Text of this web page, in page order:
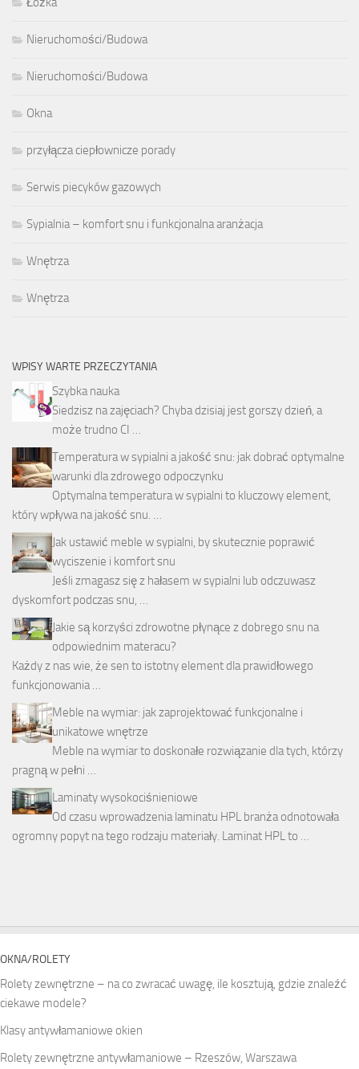
Nieruchomości/Budowa
Nieruchomości/Budowa
Okna
przyłącza ciepłownicze porady
Serwis piecyków gazowych
Sypialnia – komfort snu i funkcjonalna aranżacja
Wnętrza
Wnętrza
WPISY WARTE PRZECZYTANIA
Szybka nauka
Siedzisz na zajęciach? Chyba dzisiaj jest gorszy dzień, a
może trudno CI …
Temperatura w sypialni a jakość snu: jak dobrać optymalne
warunki dla zdrowego odpoczynku
Optymalna temperatura w sypialni to kluczowy element,
który wpływa na jakość snu. …
Jak ustawić meble w sypialni, by skutecznie poprawić
wyciszenie i komfort snu
Jeśli zmagasz się z hałasem w sypialni lub odczuwasz
dyskomfort podczas snu, …
Jakie są korzyści zdrowotne płynące z dobrego snu na
odpowiednim materacu?
Każdy z nas wie, że sen to istotny element dla prawidłowego
funkcjonowania …
Meble na wymiar: jak zaprojektować funkcjonalne i
unikatowe wnętrze
Meble na wymiar to doskonałe rozwiązanie dla tych, którzy
pragną w pełni …
Laminaty wysokociśnieniowe
Od czasu wprowadzenia laminatu HPL branża odnotowała
ogromny popyt na tego rodzaju materiały. Laminat HPL to …
OKNA/ROLETY
Rolety zewnętrzne – na co zwracać uwagę, ile kosztują, gdzie znaleźć
ciekawe modele?
Klasy antywłamaniowe okien
Rolety zewnętrzne antywłamaniowe – Rzeszów, Warszawa